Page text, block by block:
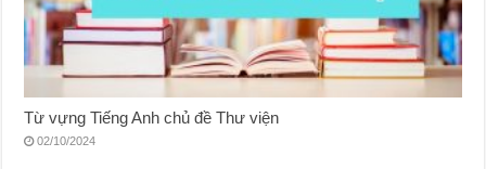
Từ vựng Tiếng Anh chủ đề Thư viện
02/10/2024